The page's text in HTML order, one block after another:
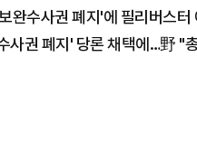
완수사권 폐지'에 필리버스터
사권 폐지' 당론 채택에…野 "